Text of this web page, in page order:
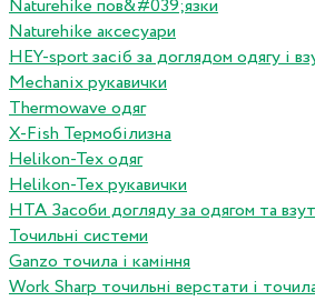
Naturehike пов&#039;язки
Naturehike аксесуари
HEY-sport засіб за доглядом одягу і
Mechanix рукавички
Thermowave одяг
X-Fish Термобілизна
Helikon-Tex одяг
Helikon-Tex рукавички
HTA Засоби догляду за одягом та
Точильні системи
Ganzo точила і каміння
Work Sharp точильні верстати і